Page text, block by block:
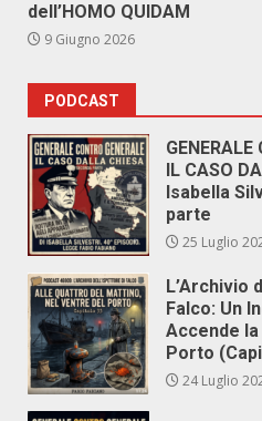
dell’HOMO QUIDAM
9 Giugno 2026
PODCAST
GENERALE
IL CASO
Isabella
parte
25 Luglio
L’Archivio
Falco: Un
Accende
Porto
24 Luglio